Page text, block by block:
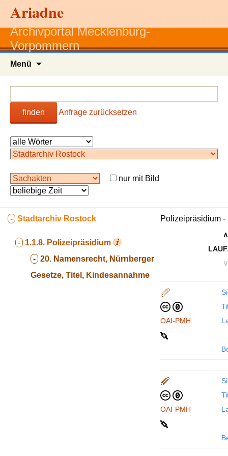
Ariadne
Archivportal Mecklenburg-
Vorpommern
Menü
finden Anfrage zurücksetzen
nur mit Bild
- Stadtarchiv Rostock
- 1.1.8. Polizeipräsidium
- 20. Namensrecht, Nürnberger
Gesetze, Titel, Kindesannahme
Polizeipräsidium -
∧
∨
OAI-PMH
OAI-PMH